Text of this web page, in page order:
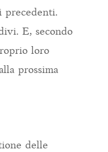
precedenti.
E, secondo
loro
prossima
delle